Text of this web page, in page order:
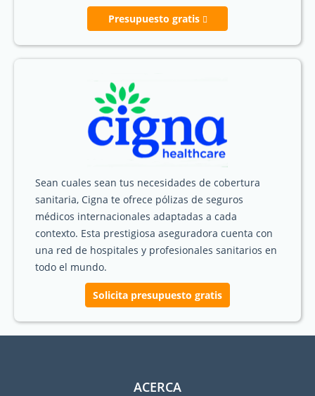
Presupuesto gratis
Sean cuales sean tus necesidades de cobertura
sanitaria, Cigna te ofrece pólizas de seguros
médicos internacionales adaptadas a cada
contexto. Esta prestigiosa aseguradora cuenta con
una red de hospitales y profesionales sanitarios en
todo el mundo.
Solicita presupuesto gratis
ACERCA